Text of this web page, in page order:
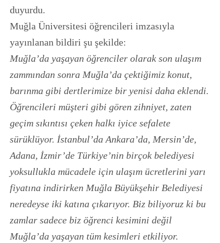
duyurdu.
Muğla Üniversitesi öğrencileri imzasıyla
yayınlanan bildiri şu şekilde:
Muğla’da yaşayan öğrenciler olarak son ulaşım
zammından sonra Muğla’da çektiğimiz konut,
barınma gibi dertlerimize bir yenisi daha eklendi.
Öğrencileri müşteri gibi gören zihniyet, zaten
geçim sıkıntısı çeken halkı iyice sefalete
sürüklüyor. İstanbul’da Ankara’da, Mersin’de,
Adana, İzmir’de Türkiye’nin birçok belediyesi
yoksullukla mücadele için ulaşım ücretlerini yarı
fiyatına indirirken Muğla Büyükşehir Belediyesi
neredeyse iki katına çıkarıyor. Biz biliyoruz ki bu
zamlar sadece biz öğrenci kesimini değil
Muğla’da yaşayan tüm kesimleri etkiliyor.